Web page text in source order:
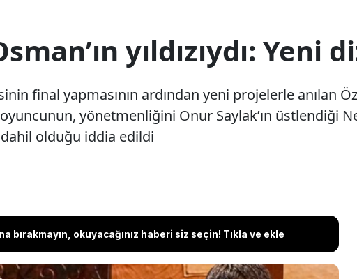
yıldızıydı: Yeni
final yapmasının ardından yeni projelerle anılan
yönetmenliğini Onur Saylak’ın üstlendiği
olduğu iddia edildi
bırakmayın, okuyacağınız haberi siz seçin! Tıkla ve ekle